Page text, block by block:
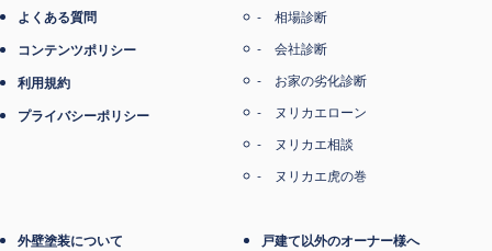
よくある質問
コンテンツポリシー
利用規約
プライバシーポリシー
相場診断
会社診断
お家の劣化診断
ヌリカエローン
ヌリカエ相談
ヌリカエ虎の巻
外壁塗装について 戸建て以外のオーナー様へ